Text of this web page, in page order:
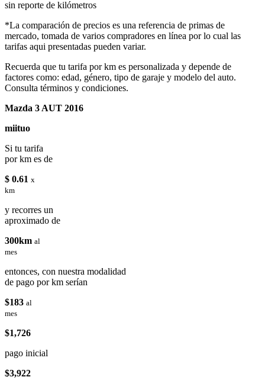
sin reporte de kilómetros
*La comparación de precios es una referencia de primas de
mercado, tomada de varios compradores en línea por lo cual las
tarifas aqui presentadas pueden variar.
Recuerda que tu tarifa por km es personalizada y depende de
factores como: edad, género, tipo de garaje y modelo del auto.
Consulta términos y condiciones.
Mazda 3 AUT 2016
miituo
Si tu tarifa
por km es de
$ 0.61 x
km
y recorres un
aproximado de
300km al
mes
entonces, con nuestra modalidad
de pago por km serían
$183 al
mes
$1,726
pago inicial
$3,922